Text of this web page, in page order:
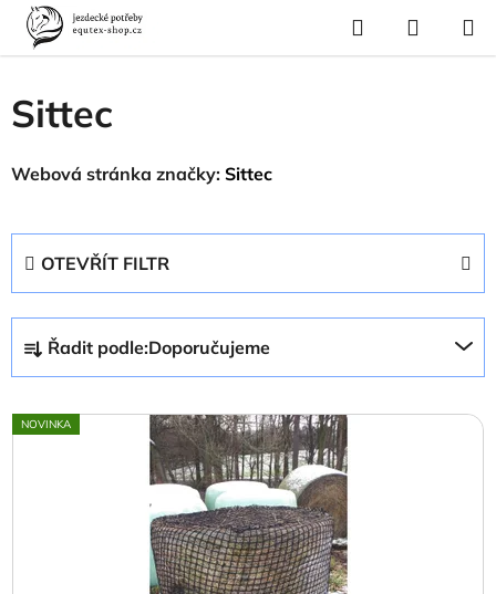
Přejít
obsah
Hledat
KOŠÍK
Domů
Prodávané značky
Sittec
Webová stránka značky: Sittec
OTEVŘÍT FILTR
a
z
e
n
Řadit podle:Doporučujeme
V
ý
NOVINKA